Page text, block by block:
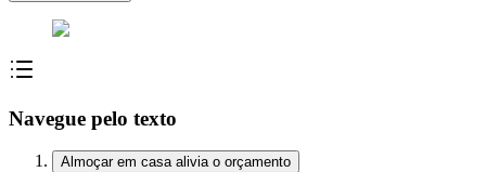
Navegue pelo texto
Almoçar em casa alivia o orçamento